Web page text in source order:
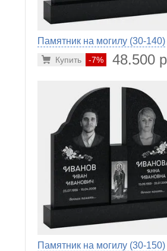
Памятник на могилу (30-140)
-7% 48.500
Купить
Памятник на могилу (30-150)